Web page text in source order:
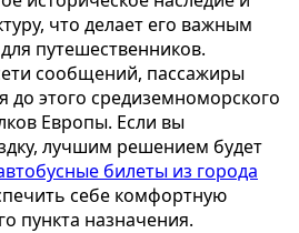
что делает его важным
путешественников.
сообщений, пассажиры
до этого средиземноморского
Европы. Если вы
лучшим решением будет
билеты из города
себе комфортную
пункта назначения.